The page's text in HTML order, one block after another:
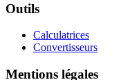
Outils
Calculatrices
Convertisseurs
Mentions légales